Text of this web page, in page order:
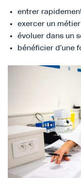
entrer
exercer un
évoluer dans un
bénéficier d’une